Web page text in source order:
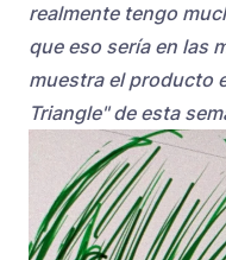
realmente tengo
que eso sería en las
muestra el producto
Triangle" de esta